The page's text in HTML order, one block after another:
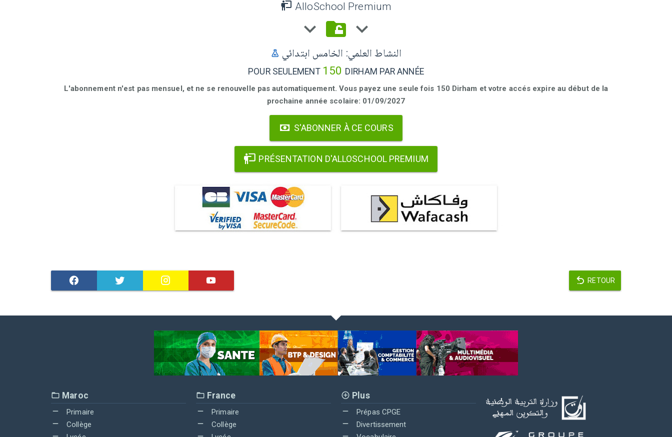
AlloSchool Premium
النشاط العلمي: الخامس ابتدائي
POUR SEULEMENT 150 DIRHAM PAR ANNÉE
L'abonnement n'est pas mensuel, et ne se renouvelle pas automatiquement. Vous payez une seule fois 150 Dirham et votre accés expire au début de la
prochaine année scolaire: 01/09/2027
S'ABONNER À CE COURS
PRÉSENTATION D'ALLOSCHOOL PREMIUM
RETOUR
Maroc
Primaire
Collège
France
Primaire
Collège
Plus
Prépas CPGE
Divertissement